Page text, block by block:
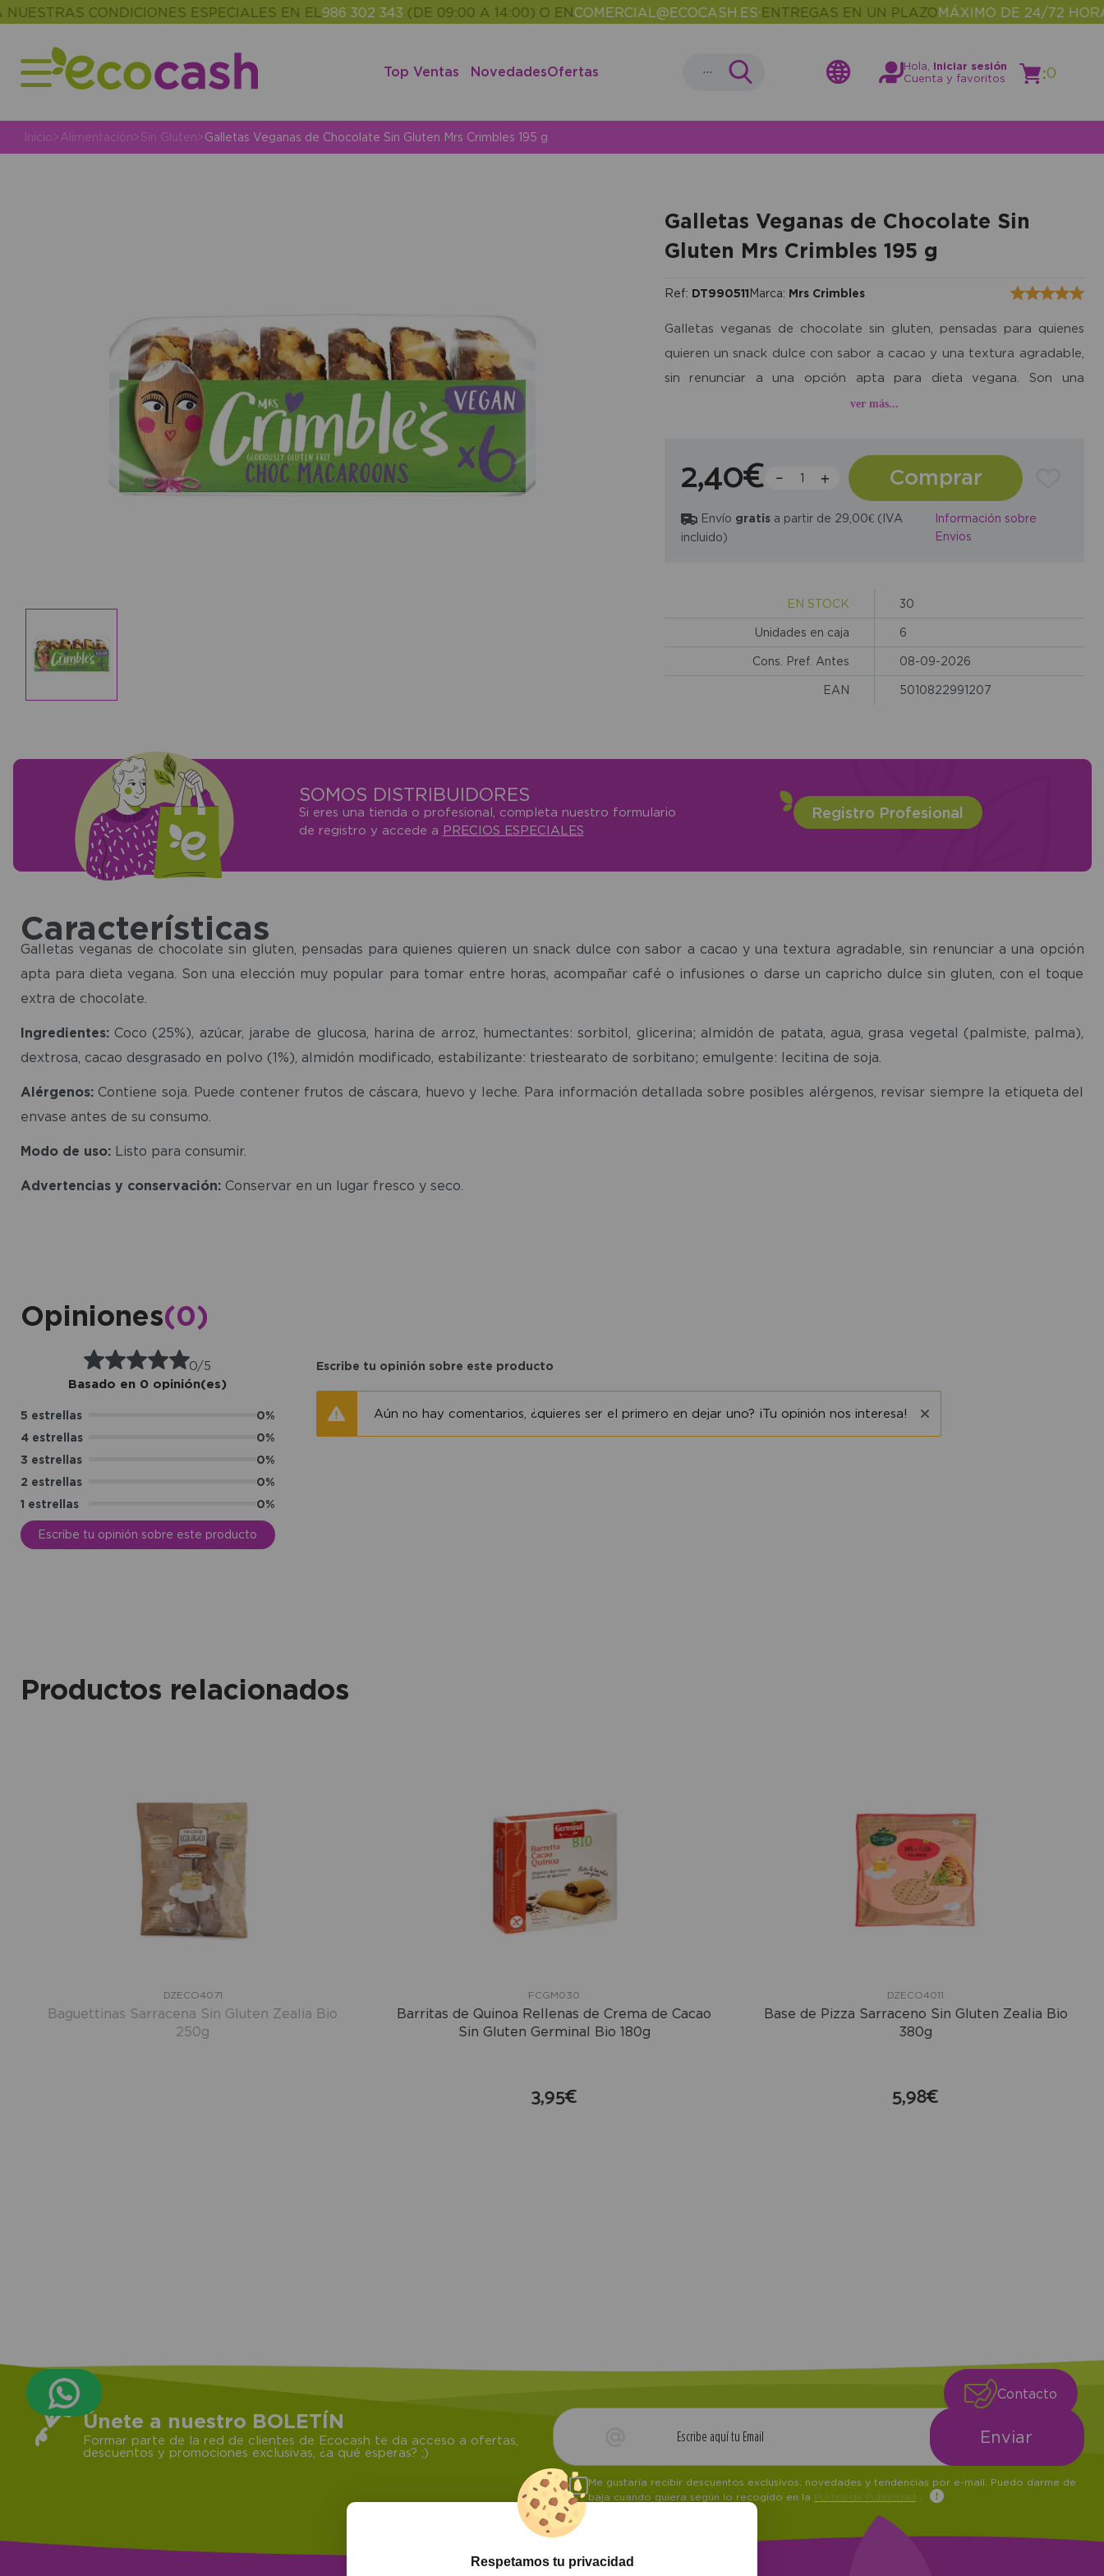
CONDICIONES ESPECIALES EN EL 986 302 343 (DE 09:00 A 14:00) O ENCOMERCIAL@ECOCASH.ES•ENTREGAS EN UN PLAZO MÁXIMO DE 24/72 HORAS•
Top Ventas NovedadesOfertas ... Hola,
Iniciar sesión
Cuenta y favoritos
:0
Inicio> Alimentación> Sin Gluten> Galletas Veganas de Chocolate Sin Gluten Mrs Crimbles 195 g
Galletas Veganas de Chocolate Sin
Gluten Mrs Crimbles 195 g
Ref: DT990511 Marca: Mrs Crimbles
Galletas veganas de chocolate sin gluten, pensadas para quienes
quieren un snack dulce con sabor a cacao y una textura agradable,
sin renunciar a una opción apta para dieta vegana. Son una
elección muy popular para tomar entre horas, acompañar café o
ver más...
2,40€ Comprar
Envío gratisa partir de 29,00€ (IVA
incluido)
Información sobre
Envios
EN STOCK 30
Unidades en caja 6
Cons. Pref. Antes 08-09-2026
EAN 5010822991207
SOMOS DISTRIBUIDORES
Si eres una tienda o profesional, completa nuestro formulario
de registro y accede a PRECIOS ESPECIALES
Registro Profesional
Características
Galletas veganas de chocolate sin gluten, pensadas para quienes quieren un snack dulce con sabor a cacao y una textura agradable, sin renunciar a una opción
apta para dieta vegana. Son una elección muy popular para tomar entre horas, acompañar café o infusiones o darse un capricho dulce sin gluten, con el toque
extra de chocolate.
Ingredientes:Coco (25%), azúcar, jarabe de glucosa, harina de arroz, humectantes: sorbitol, glicerina; almidón de patata, agua, grasa vegetal (palmiste, palma),
dextrosa, cacao desgrasado en polvo (1%), almidón modificado, estabilizante: triestearato de sorbitano; emulgente: lecitina de soja.
Alérgenos:Contiene soja. Puede contener frutos de cáscara, huevo y leche. Para información detallada sobre posibles alérgenos, revisar siempre la etiqueta del
envase antes de su consumo.
Modo de uso:Listo para consumir.
Advertencias y conservación:Conservar en un lugar fresco y seco.
Opiniones(0)
0/5
Basado en 0 opinión(es)
5 estrellas
0%
4 estrellas
0%
3 estrellas
0%
2 estrellas
0%
1 estrellas
0%
Escribe tu opinión sobre este producto
Escribe tu opinión sobre este producto
Aún no hay comentarios, ¿quieres ser el primero en dejar uno? ¡Tu opinión nos interesa!
Productos relacionados
DZECO4071
Baguettinas Sarracena Sin Gluten Zealia Bio
250g
FCGM030
Barritas de Quinoa Rellenas de Crema de Cacao
Sin Gluten Germinal Bio 180g
3,95€
DZECO4011
Base de Pizza Sarraceno Sin Gluten Zealia Bio
380g
5,98€
Únete a nuestro BOLETÍN
Formar parte de la red de clientes de Ecocash te da acceso a ofertas,
descuentos y promociones exclusivas, ¿a qué esperas? ;)
Me gustaría recibir descuentos exclusivos, novedades y tendencias por e-mail. Puedo darme de
baja cuando quiera según lo recogido en la Política de Publicidad
Contacto
Respetamos tu privacidad